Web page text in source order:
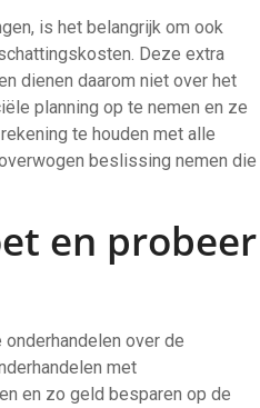
is het belangrijk om ook
Deze extra
dienen daarom niet over het
planning op te nemen en ze
te houden met alle
beslissing nemen die
en probeer
over de
met
en zo geld besparen op de